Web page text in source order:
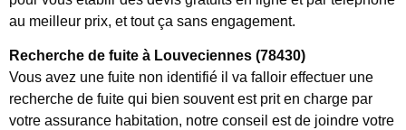
au meilleur prix, et tout ça sans engagement.
Recherche de fuite à Louveciennes (78430)
Vous avez une fuite non identifié il va falloir effectuer une
recherche de fuite qui bien souvent est prit en charge par
votre assurance habitation, notre conseil est de joindre votre